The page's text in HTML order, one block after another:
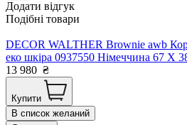
Додати відгук
Подібні товари
DECOR WALTHER Brownie awb
еко шкіра 0937550 Німеччина 67 X
13 980 ₴
Купити
В список желаний